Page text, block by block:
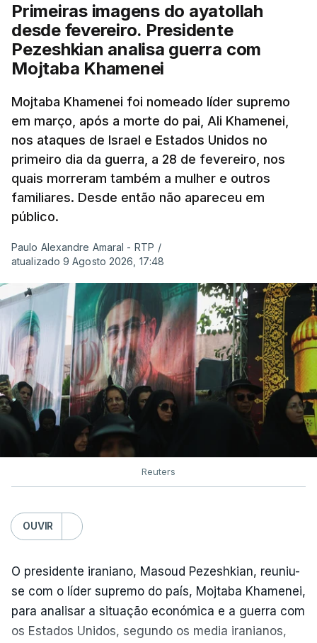
Primeiras imagens do ayatollah
desde fevereiro. Presidente
Pezeshkian analisa guerra com
Mojtaba Khamenei
Mojtaba Khamenei foi nomeado líder supremo
em março, após a morte do pai, Ali Khamenei,
nos ataques de Israel e Estados Unidos no
primeiro dia da guerra, a 28 de fevereiro, nos
quais morreram também a mulher e outros
familiares. Desde então não apareceu em
público.
Paulo Alexandre Amaral - RTP /
atualizado 9 Agosto 2026, 17:48
Reuters
OUVIR
O presidente iraniano, Masoud Pezeshkian, reuniu-
se com o líder supremo do país, Mojtaba Khamenei,
para analisar a situação económica e a guerra com
os Estados Unidos, segundo os media iranianos,